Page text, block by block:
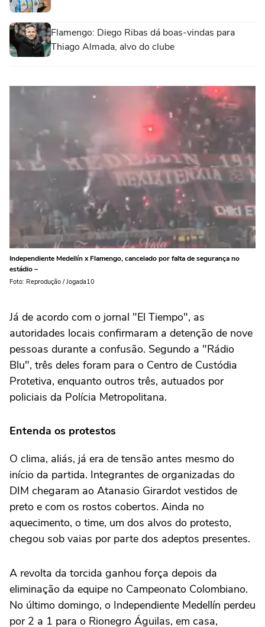
Flamengo: Diego Ribas dá boas-vindas para
Thiago Almada, alvo do clube
Independiente Medellín x Flamengo, cancelado por falta de segurança no
estádio –
Foto: Reprodução / Jogada10
Já de acordo com o jornal "El Tiempo", as
autoridades locais confirmaram a detenção de nove
pessoas durante a confusão. Segundo a "Rádio
Blu", três deles foram para o Centro de Custódia
Protetiva, enquanto outros três, autuados por
policiais da Polícia Metropolitana.
Entenda os protestos
O clima, aliás, já era de tensão antes mesmo do
início da partida. Integrantes de organizadas do
DIM chegaram ao Atanasio Girardot vestidos de
preto e com os rostos cobertos. Ainda no
aquecimento, o time, um dos alvos do protesto,
chegou sob vaias por parte dos adeptos presentes.
A revolta da torcida ganhou força depois da
eliminação da equipe no Campeonato Colombiano.
No último domingo, o Independiente Medellín perdeu
por 2 a 1 para o Rionegro Águilas, em casa,